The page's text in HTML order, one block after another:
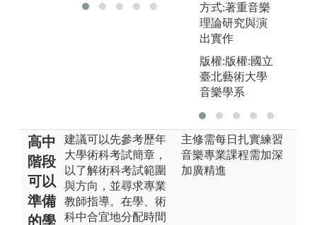
方式:著重音樂
理論研究與演
出實作
版權:版權:國立
臺北藝術大學
音樂學系
高中
階段
可以
準備
的學
建議可以先參考歷年
大學術科考試簡章，
以了解術科考試範圍
與方向，並尋求專業
教師指導。在學、術
科中合宜地分配時間
主修需每日扎實練習
音樂專業課程需加深
加廣精進